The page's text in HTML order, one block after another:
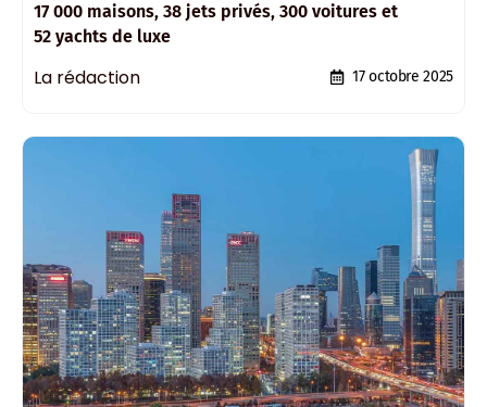
17 000 maisons, 38 jets privés, 300 voitures et
52 yachts de luxe
La rédaction 17 octobre 2025